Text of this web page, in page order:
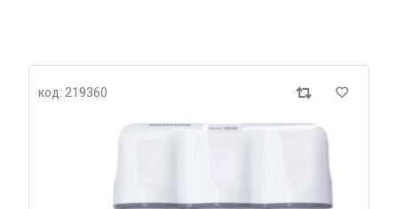
код: 219360